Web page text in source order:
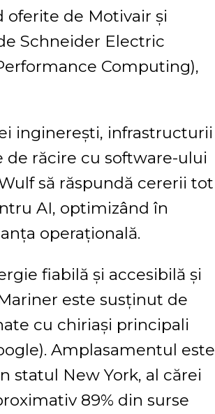
oferite de Motivair și
Schneider Electric
Computing),
inginerești, infrastructurii
răcire cu software-ului
să răspundă cererii tot
AI, optimizând în
operațională.
fiabilă și accesibilă și
este susținut de
cu chiriași principali
Amplasamentul este
statul New York, al cărei
89% din surse